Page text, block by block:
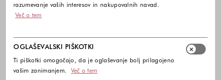
razumevanje vaših interesov in nakupovalnih navad.
Več o tem
OGLAŠEVALSKI PIŠKOTKI
Ti piškotki omogočajo, da je oglaševanje bolj prilagojeno
vašim zanimanjem.
Več o tem